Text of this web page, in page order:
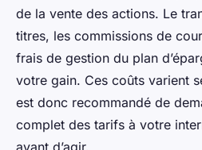
de la vente des actions. Le
titres, les commissions de
frais de gestion du plan
votre gain. Ces coûts varient
est donc recommandé de
complet des tarifs à votre
avant d’agir.